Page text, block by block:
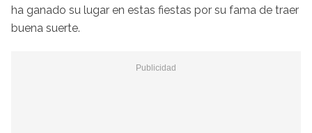
ha ganado su lugar en estas fiestas por su fama de traer
buena suerte.